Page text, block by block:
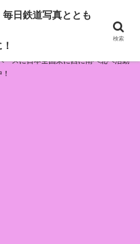
道写真とともに！
スに日本全国東に西に南へ北へ活動
鉄道写真ととも
検索